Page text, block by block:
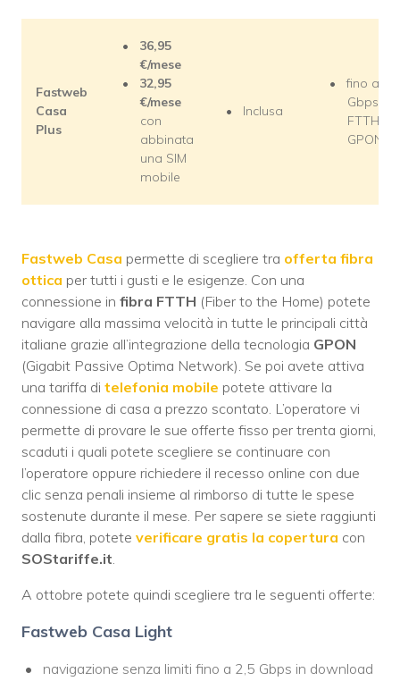
Fastweb
Casa
Plus
36,95
€/mese
32,95
€/mese
con
abbinata
una SIM
mobile
Inclusa
fino a 2,5
Gbps in
FTTH
GPON
Fastweb Casa permette di scegliere tra offerta fibra
ottica per tutti i gusti e le esigenze. Con una
connessione in fibra FTTH (Fiber to the Home) potete
navigare alla massima velocità in tutte le principali città
italiane grazie all’integrazione della tecnologia GPON
(Gigabit Passive Optima Network). Se poi avete attiva
una tariffa di telefonia mobile potete attivare la
connessione di casa a prezzo scontato. L’operatore vi
permette di provare le sue offerte fisso per trenta giorni,
scaduti i quali potete scegliere se continuare con
l’operatore oppure richiedere il recesso online con due
clic senza penali insieme al rimborso di tutte le spese
sostenute durante il mese. Per sapere se siete raggiunti
dalla fibra, potete verificare gratis la copertura con
SOStariffe.it
A ottobre potete quindi scegliere tra le seguenti offerte:
Fastweb Casa Light
navigazione senza limiti fino a 2,5 Gbps in download